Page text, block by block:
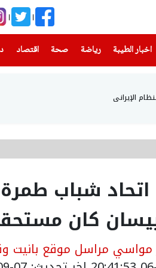
اخبار الطيبة(current) رياضة
(current) صحة(current) اقتصاد
الإيراني
شباب
كان
مراسل موقع بانيت